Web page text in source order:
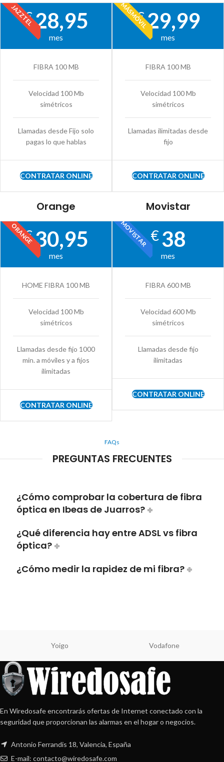
JAZZTEL
€28,95
mes
FIBRA 100 MB
Velocidad 100 Mb
simétricos
Llamadas desde Fijo solo
pagas lo que hablas
CONTRATAR ONLINE
MÁSMÓVIL
€29,99
mes
FIBRA 100 MB
Velocidad 100 Mb
simétricos
Llamadas ilimitadas desde
fijo
CONTRATAR ONLINE
Orange
ORANGE
€30,95
mes
HOME FIBRA 100 MB
Velocidad 100 Mb
simétricos
Llamadas desde fijo 1000
min. a móviles y a fijos
ilimitadas
CONTRATAR ONLINE
Movistar
MOVISTAR€38
mes
FIBRA 600 MB
Velocidad 600 Mb
simétricos
Llamadas desde fijo
ilimitadas
CONTRATAR ONLINE
FAQs
PREGUNTAS FRECUENTES
¿Cómo comprobar la cobertura de fibra
óptica en Ibeas de Juarros?
¿Qué diferencia hay entre ADSL vs fibra
óptica?
¿Cómo medir la rapidez de mi fibra?
Yoigo Vodafone
En Wiredosafe encontrarás ofertas de Internet conectado con la
seguridad que proporcionan las alarmas en el hogar o negocios.
Antonio Ferrandis 18, Valencia, España
E-mail: contacto@wiredosafe.com